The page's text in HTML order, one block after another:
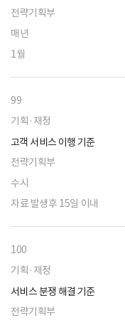
전략기획부
매년
1월
99
기획·재정
고객 서비스 이행 기준
전략기획부
수시
자료 발생후 15일 이내
100
기획·재정
서비스 분쟁 해결 기준
전략기획부